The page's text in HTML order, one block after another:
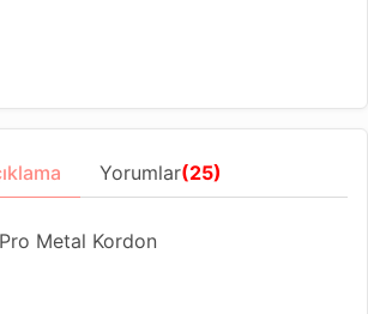
Yorumlar(25)
Metal Kordon